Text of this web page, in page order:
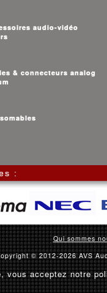
audio-vidéo
& connecteurs analog
:
Qui sommes
© 2012-2026 AVS
acceptez notre